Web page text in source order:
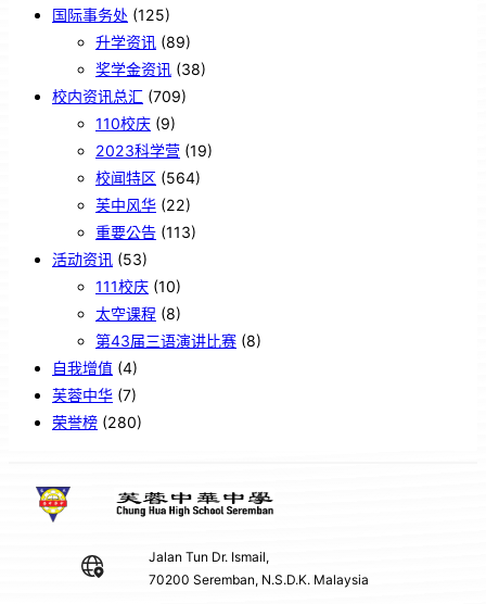
国际事务处 (125)
升学资讯 (89)
奖学金资讯 (38)
校内资讯总汇 (709)
110校庆 (9)
2023科学营 (19)
校闻特区 (564)
芙中风华 (22)
重要公告 (113)
活动资讯 (53)
111校庆 (10)
太空课程 (8)
第43届三语演讲比赛 (8)
自我增值 (4)
芙蓉中华 (7)
荣誉榜 (280)
Jalan Tun Dr. Ismail,
70200 Seremban, N.S.D.K. Malaysia